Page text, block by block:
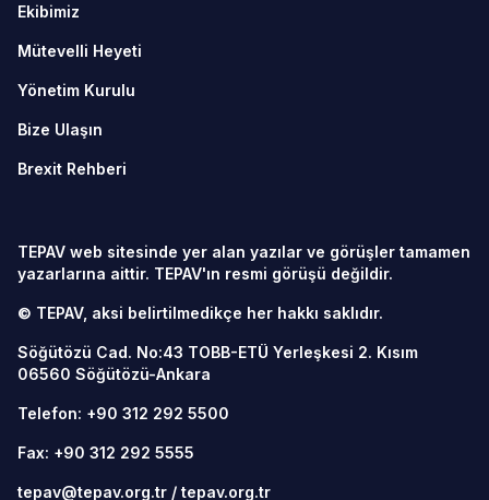
Ekibimiz
Mütevelli Heyeti
Yönetim Kurulu
Bize Ulaşın
Brexit Rehberi
TEPAV web sitesinde yer alan yazılar ve görüşler tamamen
yazarlarına aittir. TEPAV'ın resmi görüşü değildir.
© TEPAV, aksi belirtilmedikçe her hakkı saklıdır.
Söğütözü Cad. No:43 TOBB-ETÜ Yerleşkesi 2. Kısım
06560 Söğütözü-Ankara
Telefon: +90 312 292 5500
Fax: +90 312 292 5555
tepav@tepav.org.tr / tepav.org.tr